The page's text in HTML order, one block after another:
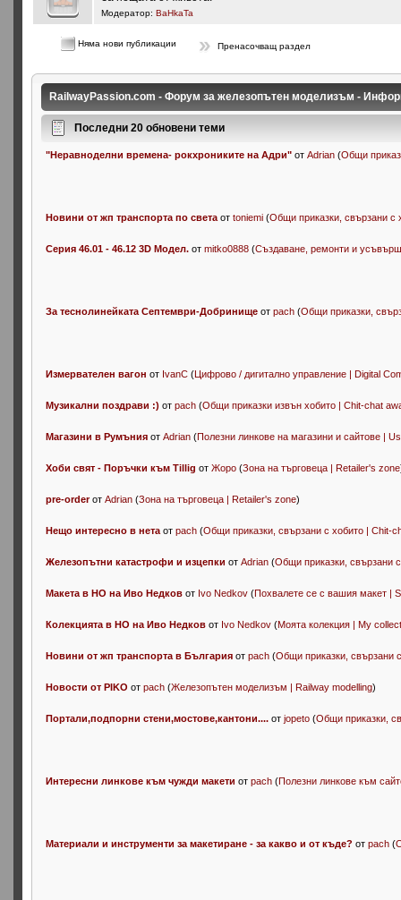
Модератор:BaHkaTa
Няма нови публикации Пренасочващ раздел
RailwayPassion.com - Форум за железопътен моделизъм -
Последни 20 обновени теми
"Неравноделни времена- рокхрониките на Адри" отAdrian (Общи
Новини от жп транспорта по света отtoniemi (Общи приказки, свързани с
Серия 46.01 - 46.12 3D Модел.отmitko0888 (Създаване, ремонти и
За теснолинейката Септември-Добринище отpach (Общи приказки,
Измервателен вагон от IvanC (Цифрово / дигитално управление | Digital
Музикални поздрави :) отpach (Общи приказки извън хобито | Chit-chat
Магазини в Румъния отAdrian (Полезни линкове на магазини и сайтове |
Хоби свят - Поръчки към Tillig отЖоро (Зона на търговеца | Retailer's zone
pre-orderотAdrian (Зона на търговеца | Retailer's zone)
Нещо интересно в нета отpach (Общи приказки, свързани с хобито | Chit-
Железопътни катастрофи и изцепки отAdrian (Общи приказки, свързани
Макета в НО на Иво Недков от Ivo Nedkov (Похвалете се с вашия макет |
Колекцията в НО на Иво Недков от Ivo Nedkov (Моята колекция | My
Новини от жп транспорта в България отpach (Общи приказки, свързани
Новости от PIKO отpach (Железопътен моделизъм | Railway modelling)
Портали,подпорни стени,мостове,кантони.... отjopeto (Общи приказки,
Интересни линкове към чужди макети отpach (Полезни линкове към
Материали и инструменти за макетиране - за какво и от къде? отpach (